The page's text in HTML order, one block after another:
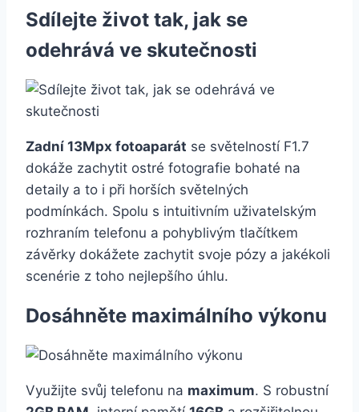
Sdílejte život tak, jak se
odehrává ve skutečnosti
Zadní 13Mpx fotoaparát se světelností F1.7
dokáže zachytit ostré fotografie bohaté na
detaily a to i při horších světelných
podmínkách. Spolu s intuitivním uživatelským
rozhraním telefonu a pohyblivým tlačítkem
závěrky dokážete zachytit svoje pózy a jakékoli
scenérie z toho nejlepšího úhlu.
Dosáhněte maximálního výkonu
Využijte svůj telefonu na maximum. S robustní